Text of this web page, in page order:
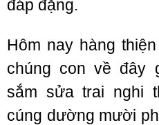
đáp đặng.
Hôm nay hàng
chúng con về đây
sắm sửa trai nghi
cúng dường mười